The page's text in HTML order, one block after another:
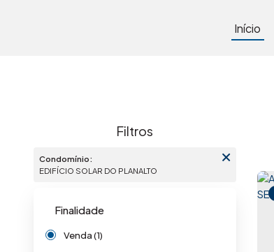
Início
Condomínio:
EDIFÍCIO SOLAR DO PLANALTO
Finalidade
Venda (1)